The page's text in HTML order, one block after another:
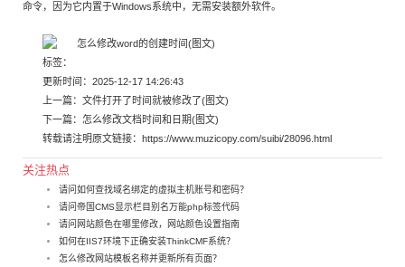
命令，因为它内置于Windows系统中，无需安装额外软件。
标签：
更新时间：2025-12-17 14:26:43
上一篇： 文件打开了时间就被修改了(图文)
下一篇： 怎么修改文档时间和日期(图文)
转载请注明原文链接： https://www.muzicopy.com/suibi/28096.html
关注热点
请问如何查找域名绑定的虚拟主机账号和密码？
请问帝国CMS显示栏目别名万能php标签代码
请问网站颜色在哪里修改，网站颜色设置指南
如何在IIS7环境下正确安装ThinkCMF系统？
怎么修改网站模板名称并更新所有页面？